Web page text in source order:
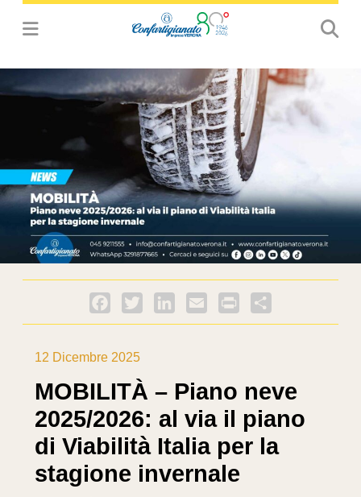
Facebook
Twitter LinkedInEmail PrintFriendly
12 Dicembre 2025
MOBILITÀ – Piano neve
2025/2026: al via il piano
di Viabilità Italia per la
stagione invernale